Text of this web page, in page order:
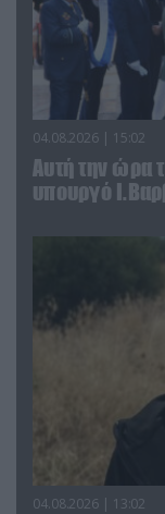
04.08.2026 | 15:02
Αυτή την ώρα
υπουργό
04.08.2026 | 13:02